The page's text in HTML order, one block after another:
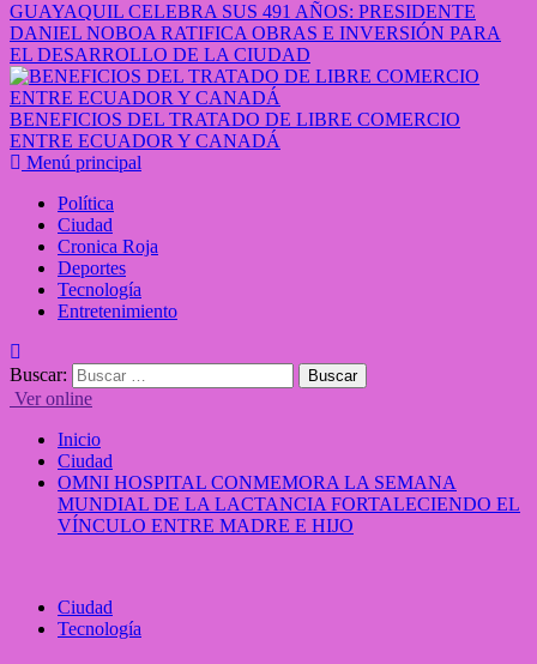
GUAYAQUIL CELEBRA SUS 491 AÑOS: PRESIDENTE
DANIEL NOBOA RATIFICA OBRAS E INVERSIÓN PARA
EL DESARROLLO DE LA CIUDAD
BENEFICIOS DEL TRATADO DE LIBRE COMERCIO
ENTRE ECUADOR Y CANADÁ
Menú principal
Política
Ciudad
Cronica Roja
Deportes
Tecnología
Entretenimiento
Buscar:
Ver online
Inicio
Ciudad
OMNI HOSPITAL CONMEMORA LA SEMANA
MUNDIAL DE LA LACTANCIA FORTALECIENDO EL
VÍNCULO ENTRE MADRE E HIJO
Ciudad
Tecnología